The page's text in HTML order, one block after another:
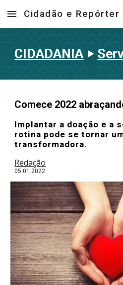
Skip to main content
Cidadão e Repórter
CIDADANIA‣
Comece 2022
Implantar a doação e a
rotina pode se tornar
transformadora.
Redação
05.01 .2022